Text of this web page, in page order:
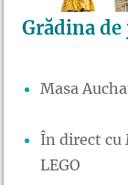
Grădina de
Masa
În direct cu
LEGO